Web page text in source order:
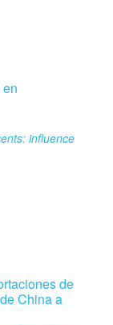
influence
de
China a